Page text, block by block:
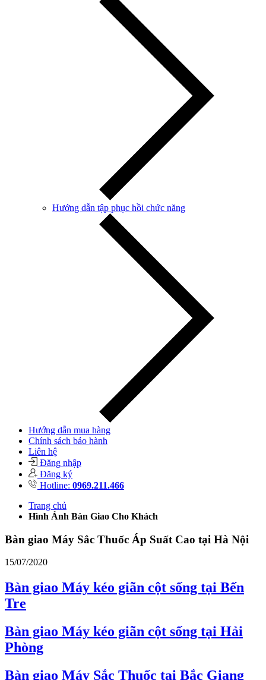
Hướng dẫn tập phục hồi chức năng
Hướng dẫn mua hàng
Chính sách bảo hành
Liên hệ
Đăng nhập
Đăng ký
Hotline: 0969.211.466
Trang chủ
Hình Ảnh Bàn Giao Cho Khách
Bàn giao Máy Sắc Thuốc Áp Suất Cao tại Hà Nội
15/07/2020
Bàn giao Máy kéo giãn cột sống tại Bến
Tre
Bàn giao Máy kéo giãn cột sống tại Hải
Phòng
Bàn giao Máy Sắc Thuốc tại Bắc Giang